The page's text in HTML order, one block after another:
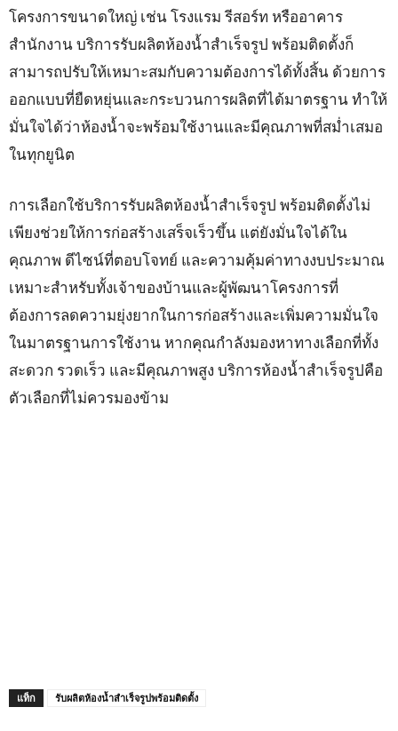
โครงการขนาดใหญ่ เช่น โรงแรม รีสอร์ท หรืออาคาร
สำนักงาน บริการรับผลิตห้องน้ำสำเร็จรูป พร้อมติดตั้งก็
สามารถปรับให้เหมาะสมกับความต้องการได้ทั้งสิ้น ด้วยการ
ออกแบบที่ยืดหยุ่นและกระบวนการผลิตที่ได้มาตรฐาน ทำให้
มั่นใจได้ว่าห้องน้ำจะพร้อมใช้งานและมีคุณภาพที่สม่ำเสมอ
ในทุกยูนิต
การเลือกใช้บริการรับผลิตห้องน้ำสำเร็จรูป พร้อมติดตั้งไม่
เพียงช่วยให้การก่อสร้างเสร็จเร็วขึ้น แต่ยังมั่นใจได้ใน
คุณภาพ ดีไซน์ที่ตอบโจทย์ และความคุ้มค่าทางงบประมาณ
เหมาะสำหรับทั้งเจ้าของบ้านและผู้พัฒนาโครงการที่
ต้องการลดความยุ่งยากในการก่อสร้างและเพิ่มความมั่นใจ
ในมาตรฐานการใช้งาน หากคุณกำลังมองหาทางเลือกที่ทั้ง
สะดวก รวดเร็ว และมีคุณภาพสูง บริการห้องน้ำสำเร็จรูปคือ
ตัวเลือกที่ไม่ควรมองข้าม
แท็ก รับผลิตห้องน้ำสำเร็จรูปพร้อมติดตั้ง